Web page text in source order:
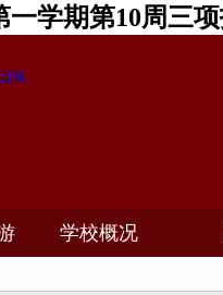
一学期第10周三
戏
学校概况